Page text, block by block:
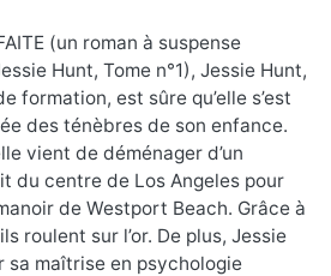
(un roman à suspense
Hunt, Tome n°1), Jessie Hunt,
formation, est sûre qu’elle s’est
des ténèbres de son enfance.
vient de déménager d’un
du centre de Los Angeles pour
de Westport Beach. Grâce à
roulent sur l’or. De plus, Jessie
sa maîtrise en psychologie